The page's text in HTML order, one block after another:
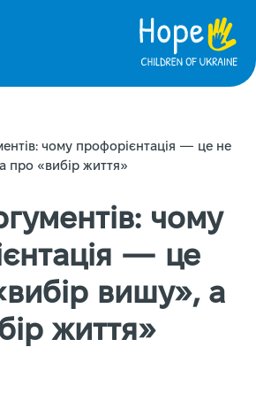
чому профорієнтація — це не
про «вибір життя»
чому
— це
вишу», а
життя»